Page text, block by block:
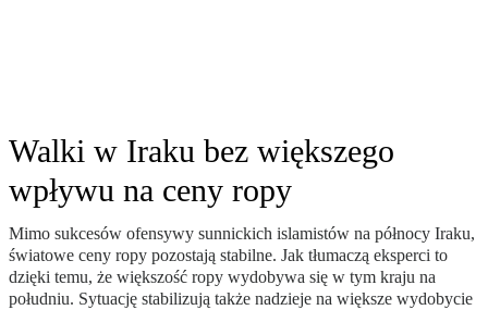
Walki w Iraku bez większego
wpływu na ceny ropy
Mimo sukcesów ofensywy sunnickich islamistów na północy Iraku,
światowe ceny ropy pozostają stabilne. Jak tłumaczą eksperci to
dzięki temu, że większość ropy wydobywa się w tym kraju na
południu. Sytuację stabilizują także nadzieje na większe wydobycie